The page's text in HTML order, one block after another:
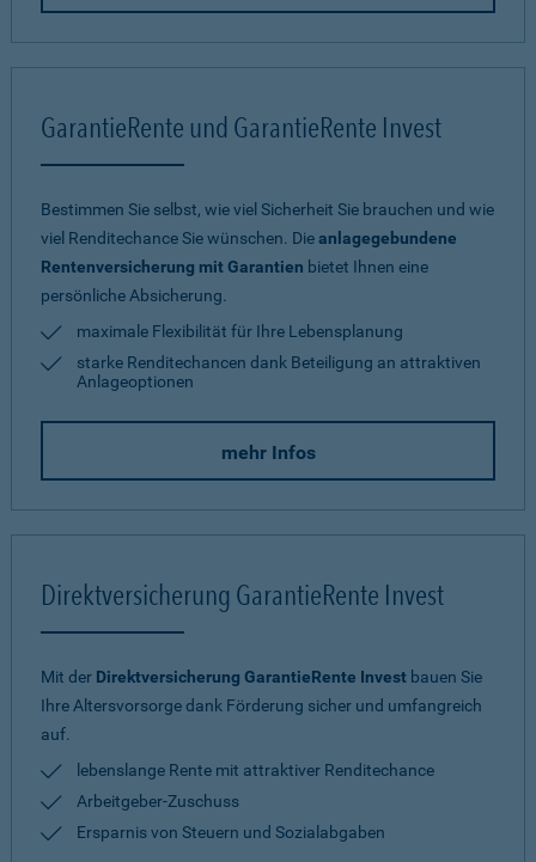
GarantieRente und GarantieRente Invest
Bestimmen Sie selbst, wie viel Sicherheit Sie brauchen und wie
viel Renditechance Sie wünschen. Dieanlagegebundene
Rentenversicherung mit Garantien bietet Ihnen eine
persönliche Absicherung.
maximale Flexibilität für Ihre Lebensplanung
starke Renditechancen dank Beteiligung an attraktiven
Anlageoptionen
mehr Infos
Direktversicherung GarantieRente Invest
Mit der Direktversicherung GarantieRente Invest bauen Sie
Ihre Altersvorsorge dank Förderung sicher und umfangreich
auf.
lebenslange Rente mit attraktiver Renditechance
Arbeitgeber-Zuschuss
Ersparnis von Steuern und Sozialabgaben